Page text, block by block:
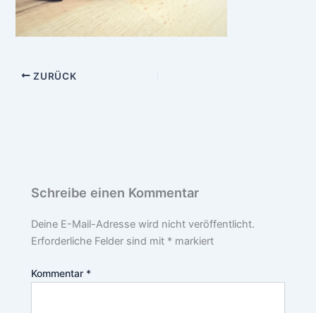
ZURÜCK
Schreibe einen Kommentar
Deine E-Mail-Adresse wird nicht veröffentlicht.
Erforderliche Felder sind mit * markiert
Kommentar *